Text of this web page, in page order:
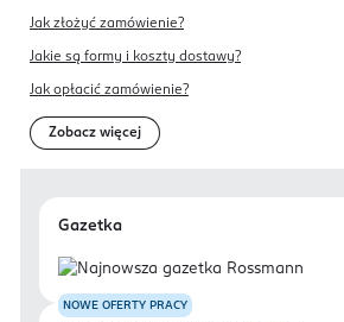
Jak złożyć zamówienie?
Jakie są formy i koszty dostawy?
Jak opłacić zamówienie?
Zobacz więcej
Gazetka
NOWE OFERTY PRACY